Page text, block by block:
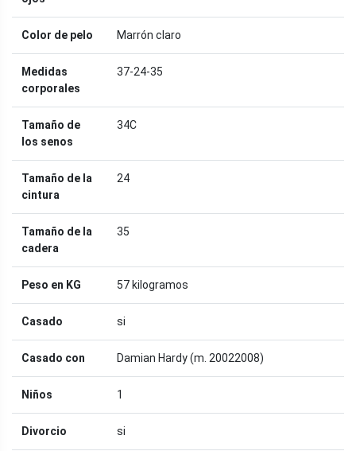
Color de pelo Marrón claro
Medidas
corporales
37-24-35
Tamaño de
los senos
34C
Tamaño de la
cintura
24
Tamaño de la
cadera
35
Peso en KG 57 kilogramos
Casado si
Casado con Damian Hardy (m. 20022008)
Niños 1
Divorcio si